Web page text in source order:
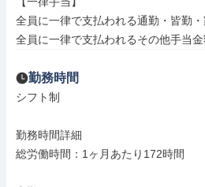
全員に一律で支払われる通勤・皆勤
全員に一律で支払われるその他手当金
勤務時間
シフト制
勤務時間詳細
総労働時間：1ヶ月あたり172時間